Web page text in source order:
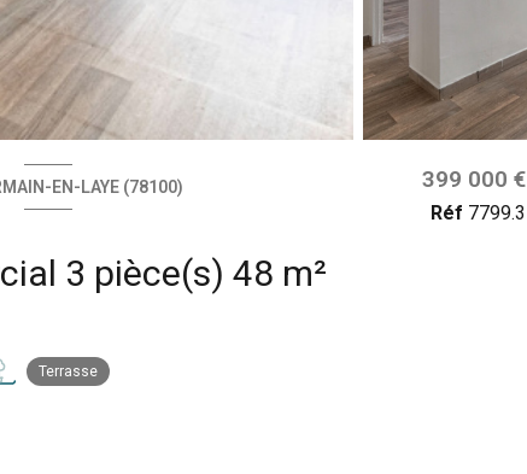
EN-LAYE (78100)
Local commercial 3 pièce(s) 48 m²
Terrasse
399 000 €
Réf 7799.3